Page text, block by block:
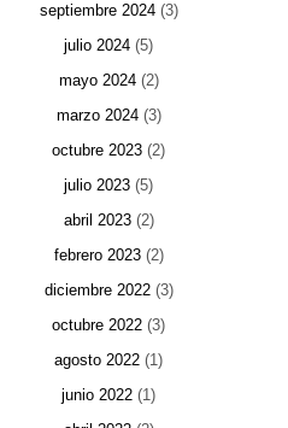
septiembre 2024(3)
julio 2024 (5)
mayo 2024(2)
marzo 2024(3)
octubre 2023 (2)
julio 2023 (5)
abril 2023(2)
febrero 2023(2)
diciembre 2022(3)
octubre 2022 (3)
agosto 2022 (1)
junio 2022 (1)